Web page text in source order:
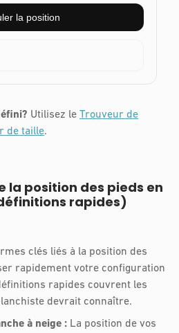
la position
Utilisez le Trouveur de
de taille.
la position des pieds en
rapides)
clés liés à la position des
rapidement votre configuration
rapides couvrent les
devrait connaître.
à neige : La position de vos